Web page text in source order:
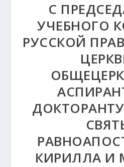
С
УЧЕБНОГО
РУССКОЙ
КИРИЛЛА И